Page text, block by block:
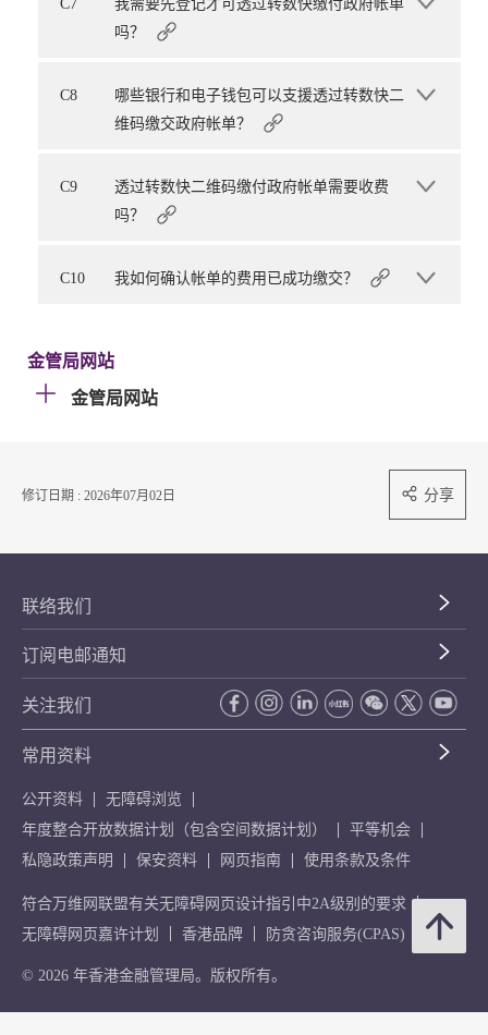
C7
我需要先登记才可透过转数快缴付政府帐单
吗？
C8
哪些银行和电子钱包可以支援透过转数快二
维码缴交政府帐单？
C9
透过转数快二维码缴付政府帐单需要收费
吗？
C10 我如何确认帐单的费用已成功缴交？
金管局网站
金管局网站
修订日期 : 2026年07月02日 分享
联络我们
订阅电邮通知
关注我们
常用资料
公开资料
无障碍浏览
年度整合开放数据计划（包含空间数据计划）
平等机会
私隐政策声明
保安资料 网页指南 使用条款及条件
符合万维网联盟有关无障碍网页设计指引中2A级别的要求
无障碍网页嘉许计划
香港品牌 防贪咨询服务(CPAS)
© 2026 年香港金融管理局。版权所有。